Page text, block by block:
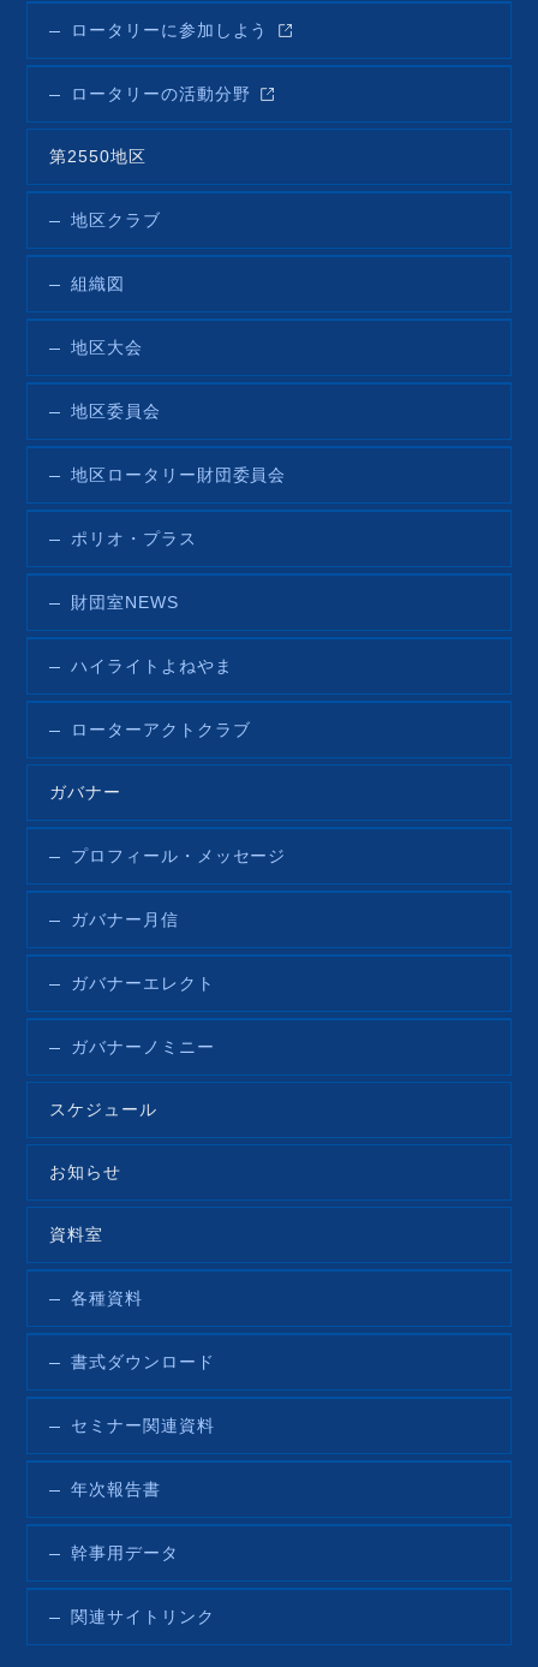
ロータリーに参加しよう
ロータリーの活動分野
第2550地区
地区クラブ
組織図
地区大会
地区委員会
地区ロータリー財団委員会
ポリオ・プラス
財団室NEWS
ハイライトよねやま
ローターアクトクラブ
ガバナー
プロフィール・メッセージ
ガバナー月信
ガバナーエレクト
ガバナーノミニー
スケジュール
お知らせ
資料室
各種資料
書式ダウンロード
セミナー関連資料
年次報告書
幹事用データ
関連サイトリンク